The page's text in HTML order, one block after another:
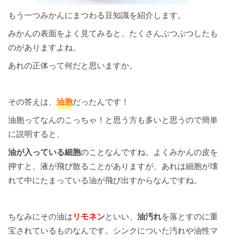
もう一つみかんにまつわる豆知識を紹介します。
みかんの表面をよく見てみると、たくさんぶつぶつしたも
のがありますよね。
あれの正体って何だと思いますか。
その答えは、 油胞だったんです！
油胞ってなんのこっちゃ！と思う方も多いと思うので簡単
に説明すると、
油が入っている細胞のことなんですね。よくみかんの皮を
押すと、液が飛び散ることがありますが、あれは細胞が壊
れて中にたまっている油が飛び出すからなんですね。
ちなみにその油は リモネンといい、 油汚れを落とすのに重
宝されているものなんです。シンクについた汚れや油性マ